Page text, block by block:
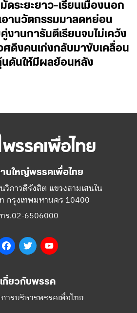
ระยะยาว-เรียนเมืองนอก
อานวัตกรรมมาลดหย่อน
งานการันตีเรียนจบไม่เคว้ง
ศดึงคนเก่งกลับมาขับเคลื่อน
นดันให้มีผลย้อนหลัง
นใหญ่พรรคเพื่อไทย
วิภาวดีรังสิต แขวงสามเสนใน
กรุงเทพมหานคร 10400
ร.02-6506000
FacebookTwitter
เกี่ยวกับพรรค
ารบริหารพรรคเพื่อไทย